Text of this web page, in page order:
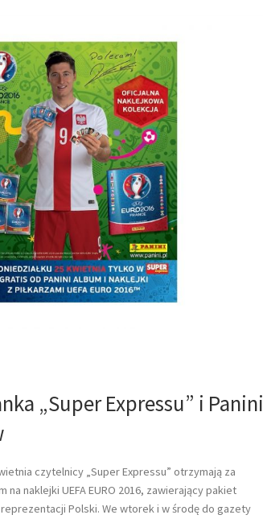
„Super Expressu” i Panini
czytelnicy „Super Expressu” otrzymają za
na naklejki UEFA EURO 2016, zawierający pakiet
Polski. We wtorek i w środę do gazety